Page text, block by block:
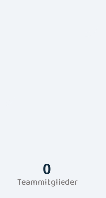
0
Teammitglieder